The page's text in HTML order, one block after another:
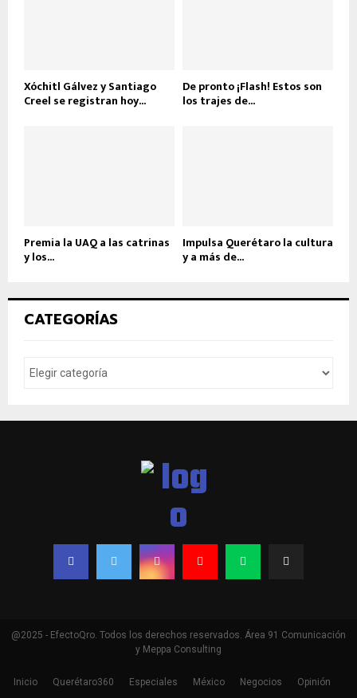
Xóchitl Gálvez y Santiago
Creel se registran hoy...
De pronto ¡Flash! Estos son
los trajes de...
Premia la UAQ a las catrinas
y los...
Impulsa Querétaro la cultura
y a más de...
CATEGORÍAS
@2025 - EfectoQro. Todos los derechos reservados. Área 91 Comunicación
y Meppa Consulting
Inicio Querétaro360 Especiales México Negocios
Opinión